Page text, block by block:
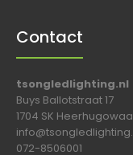
Contact
tsongledlighting.nl
Buys Ballotstraat 17
1704 SK
072-8506001